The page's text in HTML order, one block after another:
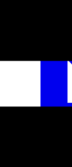
Berkemajuan
kasih.